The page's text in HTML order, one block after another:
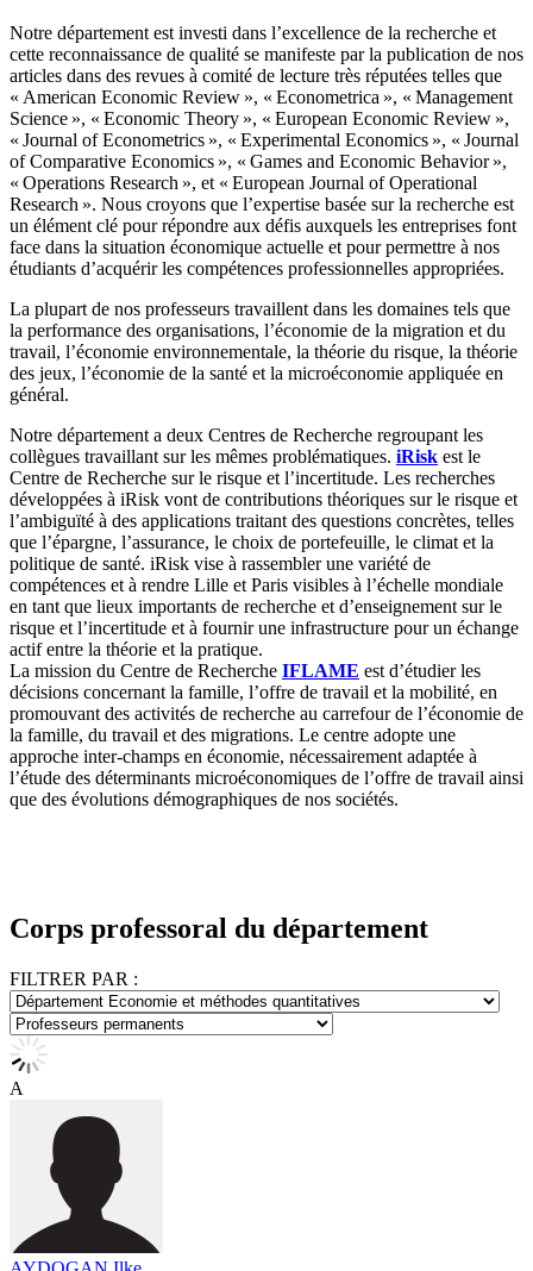
Notre département est investi dans l’excellence de la recherche et
cette reconnaissance de qualité se manifeste par la publication de nos
articles dans des revues à comité de lecture très réputées telles que
« American Economic Review », « Econometrica », « Management
Science », « Economic Theory », « European Economic Review »,
« Journal of Econometrics », « Experimental Economics », « Journal
of Comparative Economics », « Games and Economic Behavior »,
« Operations Research », et « European Journal of Operational
Research ». Nous croyons que l’expertise basée sur la recherche est
un élément clé pour répondre aux défis auxquels les entreprises font
face dans la situation économique actuelle et pour permettre à nos
étudiants d’acquérir les compétences professionnelles appropriées.
La plupart de nos professeurs travaillent dans les domaines tels que
la performance des organisations, l’économie de la migration et du
travail, l’économie environnementale, la théorie du risque, la théorie
des jeux, l’économie de la santé et la microéconomie appliquée en
général.
Notre département a deux Centres de Recherche regroupant les
collègues travaillant sur les mêmes problématiques. iRisk est le
Centre de Recherche sur le risque et l’incertitude. Les recherches
développées à iRisk vont de contributions théoriques sur le risque et
l’ambiguïté à des applications traitant des questions concrètes, telles
que l’épargne, l’assurance, le choix de portefeuille, le climat et la
politique de santé. iRisk vise à rassembler une variété de
compétences et à rendre Lille et Paris visibles à l’échelle mondiale
en tant que lieux importants de recherche et d’enseignement sur le
risque et l’incertitude et à fournir une infrastructure pour un échange
actif entre la théorie et la pratique.
La mission du Centre de Recherche IFLAME est d’étudier les
décisions concernant la famille, l’offre de travail et la mobilité, en
promouvant des activités de recherche au carrefour de l’économie de
la famille, du travail et des migrations. Le centre adopte une
approche inter-champs en économie, nécessairement adaptée à
l’étude des déterminants microéconomiques de l’offre de travail ainsi
que des évolutions démographiques de nos sociétés.
Corps professoral du département
FILTRER PAR :
A